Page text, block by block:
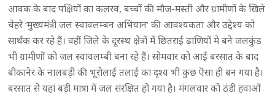
आवक के बाद पक्षियों का कलरव, बच्चों की मौज-मस्ती और ग्रामीणों के खिले
चेहरे ‘मुख्यमंत्री जल स्वावलम्बन अभियान’ की आवश्यकता और उद्देश्य को
सार्थक कर रहे हैं। वहीं जिले के दूरस्थ क्षेत्रों में छितराई ढाणियों मे बने जलकुंड
भी ग्रामीणों को जल स्वावलम्बी बना रहे हैं। सोमवार को आई बरसात के बाद
बीकानेर के नालबड़ी की भूरोलाई तलाई का दृश्य भी कुछ ऎसा ही बन गया है।
बरसात से यहां बड़ी मात्रा में जल संरक्षित हो गया है। मंगलवार को ठंडी हवाओं